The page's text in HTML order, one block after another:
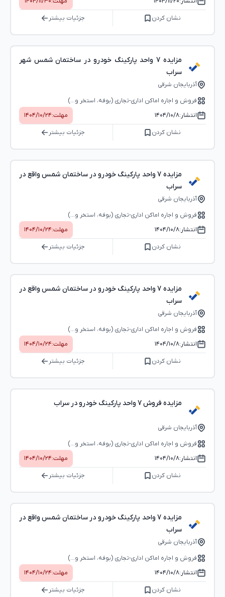
نشان کردن جزئیات بیشتر
مزایده 7 واحد پارکینگ خودرو در ساختمان شمس شهر
سراب
آذربایجان شرقی
فروش و اجاره اماکن اداری-تجاری (بوفه، استخر و...)
انتشار:۱۴۰۴/۱۰/۸ مهلت:۱۴۰۴/۱۰/۲۴
نشان کردن جزئیات بیشتر
مزایده 7 واحد پارکینگ خودرو در ساختمان شمس واقع در
سراب
آذربایجان شرقی
فروش و اجاره اماکن اداری-تجاری (بوفه، استخر و...)
انتشار:۱۴۰۴/۱۰/۸ مهلت:۱۴۰۴/۱۰/۲۴
نشان کردن جزئیات بیشتر
مزایده 7 واحد پارکینگ خودرو در ساختمان شمس واقع در
سراب
آذربایجان شرقی
فروش و اجاره اماکن اداری-تجاری (بوفه، استخر و...)
انتشار:۱۴۰۴/۱۰/۸ مهلت:۱۴۰۴/۱۰/۲۴
نشان کردن جزئیات بیشتر
مزایده فروش 7 واحد پارکینگ خودرو در سراب
آذربایجان شرقی
فروش و اجاره اماکن اداری-تجاری (بوفه، استخر و...)
انتشار:۱۴۰۴/۱۰/۸ مهلت:۱۴۰۴/۱۰/۲۴
نشان کردن جزئیات بیشتر
مزایده 7 واحد پارکینگ خودرو در ساختمان شمس واقع در
سراب
آذربایجان شرقی
فروش و اجاره اماکن اداری-تجاری (بوفه، استخر و...)
انتشار:۱۴۰۴/۱۰/۸ مهلت:۱۴۰۴/۱۰/۲۴
نشان کردن جزئیات بیشتر